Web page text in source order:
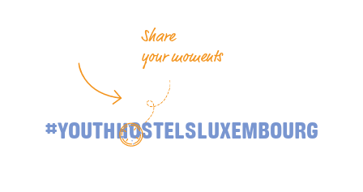
Share
your moments
#YOUTHHOSTELSLUXEMBOURG